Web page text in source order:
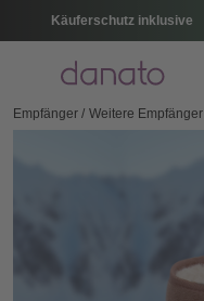
Käuferschutz inklusive
Menü
Empfänger Weitere Empfänger